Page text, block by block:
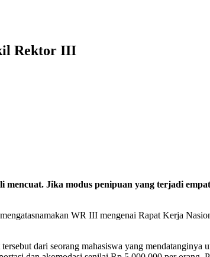
Rektor III
mencuat. Jika modus penipuan yang terjadi
WR III mengenai Rapat Kerja
dari seorang mahasiswa yang mendatanginya